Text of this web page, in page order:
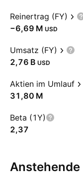
Reinertrag (FY)
‪−6,69 M‬ USD
Umsatz (FY)
‪2,76 B‬ USD
Aktien im Umlauf
‪31,80 M‬
Beta (1Y)
2,37
Anstehende